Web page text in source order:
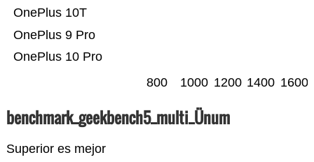
OnePlus 10 Pro
OnePlus 9 Pro
OnePlus 10T
800 1000 1200 1400 1600
benchmark_geekbench5_multi_Ünum
Superior es mejor